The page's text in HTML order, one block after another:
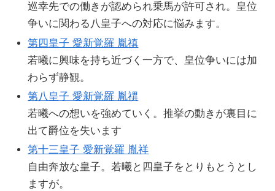
巡幸先での働きが認められ乗馬が許可され。皇位
争いに関わる八皇子への対応に悩みます。
第四皇子 愛新覚羅 胤禛
若曦に興味を持ち近づく一方で、皇位争いには加
わらず静観。
第八皇子 愛新覚羅 胤禩
若曦への想いを強めていく。推挙の動きが裏目に
出て爵位を失います
第十三皇子 愛新覚羅 胤祥
自由奔放な皇子。若曦と四皇子をとりもとうとし
ますが。